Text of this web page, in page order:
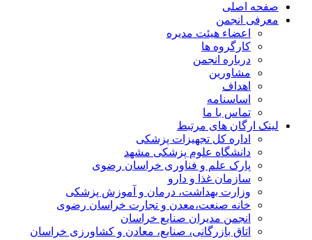
صفحه اصلی
معرفی انجمن
اعضاء هیئت مدیره
کارگروه ها
درباره انجمن
مشاورین
اهداف
اساسنامه
تماس با ما
لینک ارگان های مرتبط
اداره کل تجهیزات پزشکی
دانشگاه علوم پزشکی مشهد
پارک علم و فناوری خراسان رضوی
سازمان غذا و دارو
وزارت بهداشت، درمان و آموزش پزشکی
خانه صنعت،معدن و تجارت خراسان رضوی
انجمن مدیران صنایع خراسان
اتاق بازرگانی، صنایع، معادن و کشاورزی خراسان